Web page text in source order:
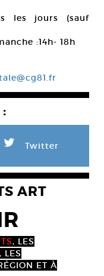
les jours (sauf
:14h- 18h
L Twitter
ART
, LES
, LES
ET À